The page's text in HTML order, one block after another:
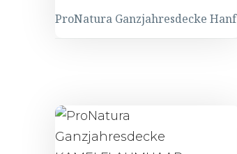
ProNatura Ganzjahresdecke Hanf